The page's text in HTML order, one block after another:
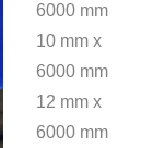
6000 mm
10 mm x
6000 mm
12 mm x
6000 mm